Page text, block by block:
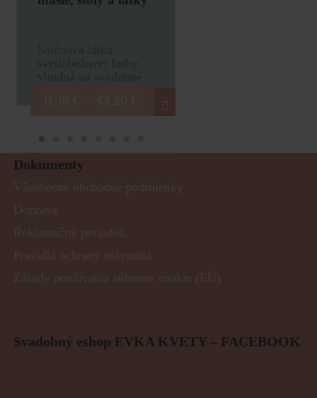
Dokumenty
Svadobný eshop EVKA KVETY – FACEBOOK